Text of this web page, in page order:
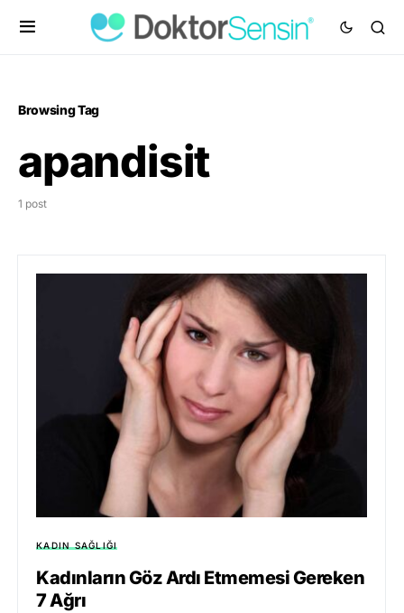
Browsing Tag
apandisit
1 post
KADIN SAĞLIĞI
Kadınların Göz Ardı Etmemesi Gereken
7 Ağrı